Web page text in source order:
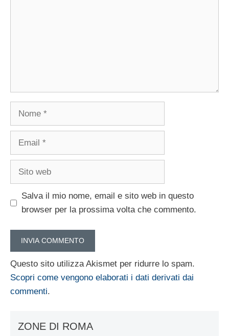
Nome
Email
Sito
Salva il mio nome, email e sito web in questo
browser per la prossima volta che commento.
Questo sito utilizza Akismet per ridurre lo spam.
Scopri come vengono elaborati i dati derivati dai
commenti.
ZONE DI ROMA